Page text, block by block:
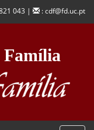
043 | : cdf@fd.uc.pt
Família